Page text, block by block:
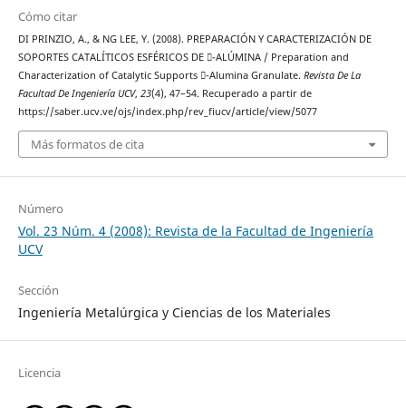
Cómo citar
DI PRINZIO, A., & NG LEE, Y. (2008). PREPARACIÓN Y CARACTERIZACIÓN DE
SOPORTES CATALÍTICOS ESFÉRICOS DE -ALÚMINA / Preparation and
Characterization of Catalytic Supports -Alumina Granulate. Revista De La
Facultad De Ingeniería UCV, 23(4), 47–54. Recuperado a partir de
https://saber.ucv.ve/ojs/index.php/rev_fiucv/article/view/5077
Más formatos de cita
Número
Vol. 23 Núm. 4 (2008): Revista de la Facultad de Ingeniería
UCV
Sección
Ingeniería Metalúrgica y Ciencias de los Materiales
Licencia